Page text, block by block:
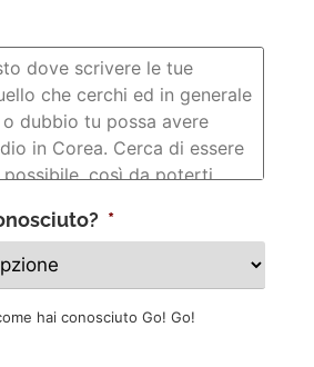
*
hai conosciuto Go! Go!